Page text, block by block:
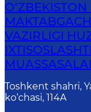
VAZIRLIGI
Toshkent shahri,
ko‘chasi, 114A